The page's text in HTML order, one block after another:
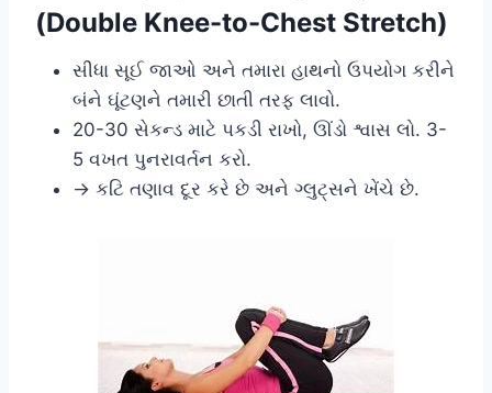
(Double Knee-to-Chest Stretch)
સીધા સૂઈ જાઓ અને તમારા હાથનો ઉપયોગ કરીને
બંને ઘૂંટણને તમારી છાતી તરફ લાવો.
20-30 સેકન્ડ માટે પકડી રાખો, ઊંડો શ્વાસ લો. 3-
5 વખત પુનરાવર્તન કરો.
→ કટિ તણાવ દૂર કરે છે અને ગ્લુટ્સને ખેંચે છે.